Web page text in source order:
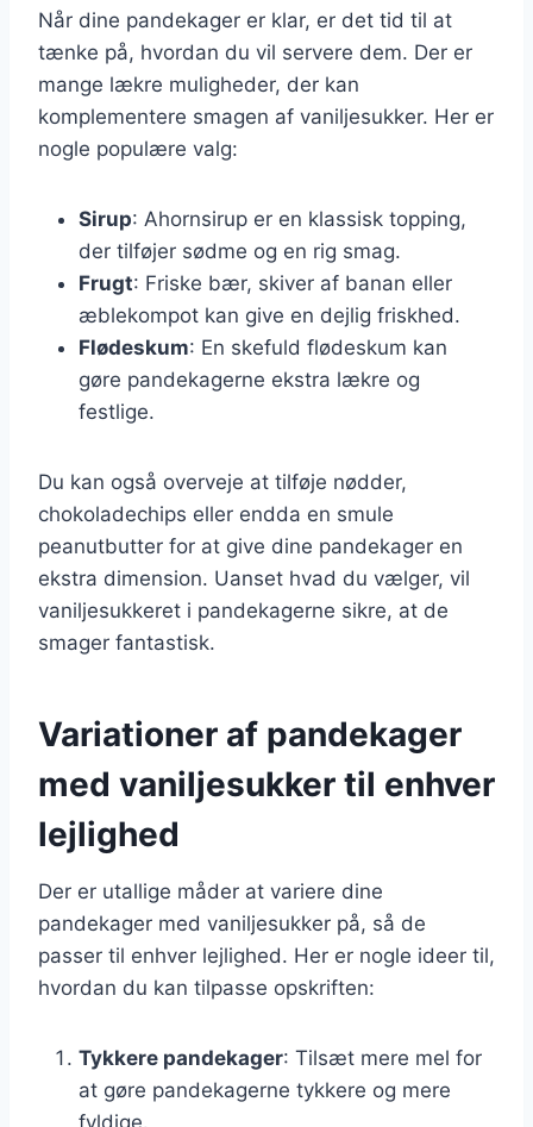
Når dine pandekager er klar, er det tid til at
tænke på, hvordan du vil servere dem. Der er
mange lækre muligheder, der kan
komplementere smagen af vaniljesukker. Her er
nogle populære valg:
Sirup: Ahornsirup er en klassisk topping,
der tilføjer sødme og en rig smag.
Frugt: Friske bær, skiver af banan eller
æblekompot kan give en dejlig friskhed.
Flødeskum: En skefuld flødeskum kan
gøre pandekagerne ekstra lækre og
festlige.
Du kan også overveje at tilføje nødder,
chokoladechips eller endda en smule
peanutbutter for at give dine pandekager en
ekstra dimension. Uanset hvad du vælger, vil
vaniljesukkeret i pandekagerne sikre, at de
smager fantastisk.
Variationer af pandekager
med vaniljesukker til enhver
lejlighed
Der er utallige måder at variere dine
pandekager med vaniljesukker på, så de
passer til enhver lejlighed. Her er nogle ideer til,
hvordan du kan tilpasse opskriften:
Tykkere pandekager: Tilsæt mere mel for
at gøre pandekagerne tykkere og mere
fyldige.